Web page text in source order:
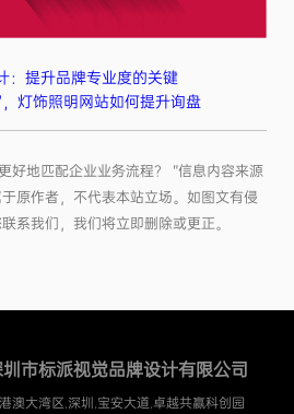
：提升品牌专业度的关键
灯饰照明网站如何提升询盘
好地匹配企业业务流程？ ”信息内容来源
原作者，不代表本站立场。如图文有侵
系我们，我们将立即删除或更正。
市标派视觉品牌设计有限公司
澳大湾区.深圳.宝安大道.卓越共赢科创园